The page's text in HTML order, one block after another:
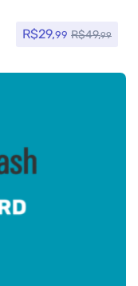
R$29,99 R$49,99